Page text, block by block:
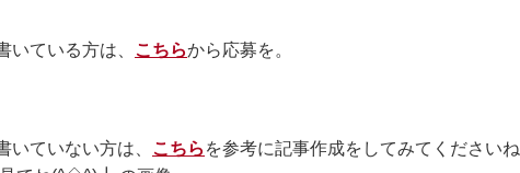
いている方は、 こちらから応募を。
いていない方は、 こちら を参考に記事作成をしてみてくださいね